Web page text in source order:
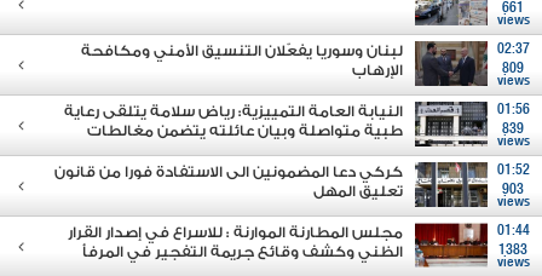
661
views
02:37
809
views
لبنان وسوريا يفعّلان التنسيق الأمني ومكافحة
الإرهاب
01:56
839
views
النيابة العامة التمييزية: رياض سلامة يتلقى رعاية
طبية متواصلة وبيان عائلته يتضمن مغالطات
01:52
903
views
كركي دعا المضمونين الى الاستفادة فورا من قانون
تعليق المهل
01:44
1383
views
مجلس المطارنة الموارنة : للاسراع في إصدار القرار
الظني وكشف وقائع جريمة التفجير في المرفأ